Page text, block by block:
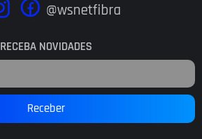
@wsnetfibra
RECEBA NOVIDADES
Receber